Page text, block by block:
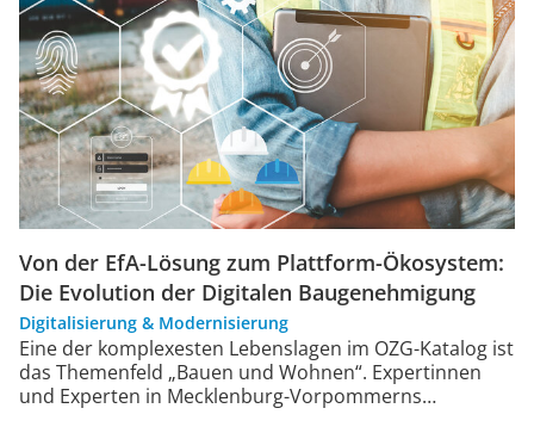
Von der EfA-Lösung zum Plattform-Ökosystem:
Die Evolution der Digitalen Baugenehmigung
Digitalisierung & Modernisierung
Eine der komplexesten Lebenslagen im OZG-Katalog ist
das Themenfeld „Bauen und Wohnen“. Expertinnen
und Experten in Mecklenburg-Vorpommerns…